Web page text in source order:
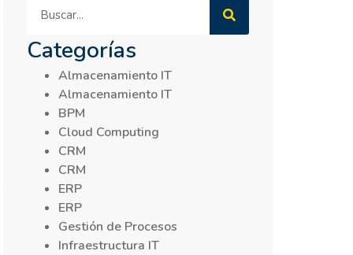
Categorías
Almacenamiento IT
Almacenamiento IT
BPM
Cloud Computing
CRM
CRM
ERP
ERP
Gestión de Procesos
Infraestructura IT